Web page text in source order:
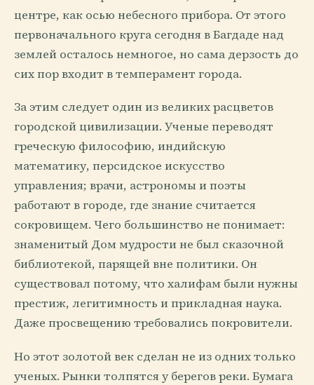
центре, как осью небесного прибора. От этого
первоначального круга сегодня в Багдаде над
землей осталось немногое, но сама дерзость до
сих пор входит в темперамент города.
За этим следует один из великих расцветов
городской цивилизации. Ученые переводят
греческую философию, индийскую
математику, персидское искусство
управления; врачи, астрономы и поэты
работают в городе, где знание считается
сокровищем. Чего большинство не понимает:
знаменитый Дом мудрости не был сказочной
библиотекой, парящей вне политики. Он
существовал потому, что халифам были нужны
престиж, легитимность и прикладная наука.
Даже просвещению требовались покровители.
Но этот золотой век сделан не из одних только
ученых. Рынки толпятся у берегов реки. Бумага